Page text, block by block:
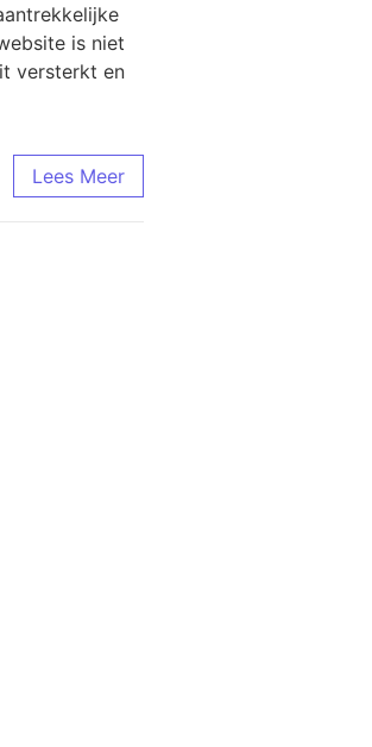
is niet
versterkt en
Lees Meer